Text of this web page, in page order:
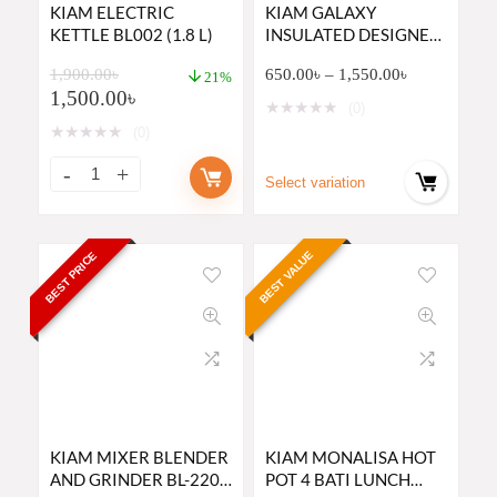
KIAM ELECTRIC
KETTLE BL002 (1.8 L)
1,900.00৳
1,500.00৳
21%
★ ★ ★ ★ ★
KIAM GALAXY
INSULATED DESIGNER
FOOD HOTPOT
650.00৳ – 1,550.00৳
★ ★ ★ ★ ★
Select variation
BEST PRICE
KIAM MIXER BLENDER
AND GRINDER BL-2200
BEST VALUE
KIAM MONALISA HOT
POT 4 BATI LUNCH